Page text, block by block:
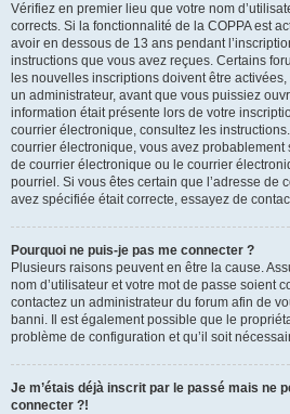
Vérifiez en premier lieu que votre nom
corrects. Si la fonctionnalité de la COPPA est
avoir en dessous de 13 ans pendant
instructions que vous avez reçues. Certains
les nouvelles inscriptions doivent être
un administrateur, avant que vous puissiez
information était présente lors de votre
courrier électronique, consultez les
courrier électronique, vous avez
de courrier électronique ou le courrier
pourriel. Si vous êtes certain que l’adresse de
avez spécifiée était correcte, essayez de
Pourquoi ne puis-je pas me connecter ?
Plusieurs raisons peuvent en être la cause.
nom d’utilisateur et votre mot de passe soient
contactez un administrateur du forum afin de
banni. Il est également possible que le
problème de configuration et qu’il soit
Je m’étais déjà inscrit par le passé mais ne
connecter ?!